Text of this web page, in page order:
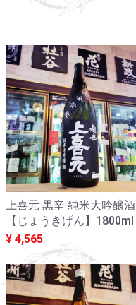
上喜元 黒辛 純米大吟醸酒
【じょうきげん】1800ml
¥ 4,565